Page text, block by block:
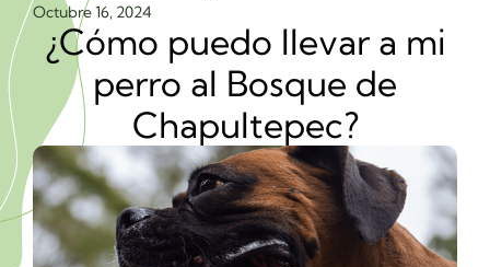
Octubre 16, 2024
¿Cómo puedo llevar a mi
perro al Bosque de
Chapultepec?